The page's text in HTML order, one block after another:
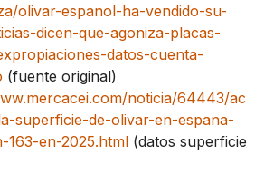
olivar-espanol-ha-vendido-su-
dicen-que-agoniza-placas-
datos-cuenta-
(fuente original)
noticia/64443/ac
superficie-de-olivar-en-espana-
163-en-2025.html (datos superficie